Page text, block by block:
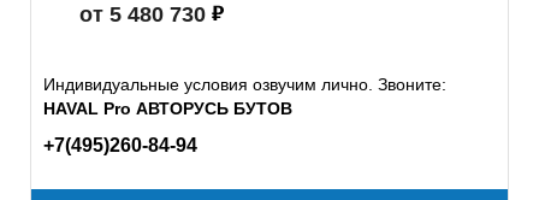
от 5 480 730
Индивидуальные условия озвучим лично. Звоните:
HAVAL Pro АВТОРУСЬ БУТОВ
+7(495)260-84-94